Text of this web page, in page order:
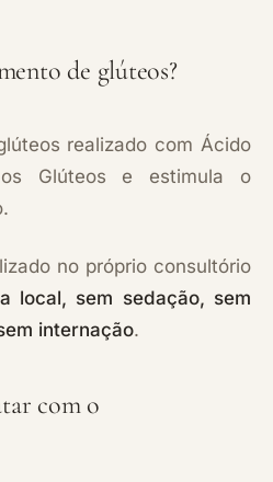
de glúteos?
realizado com Ácido
os Glúteos e estimula o
no próprio consultório
local, sem sedação, sem
internação.
com o